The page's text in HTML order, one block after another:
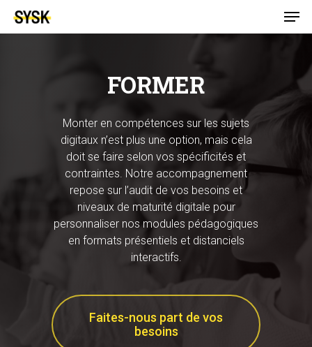
FORMER
Monter en compétences sur les sujets
digitaux n’est plus une option, mais cela
doit se faire selon vos spécificités et
contraintes. Notre accompagnement
repose sur l’audit de vos besoins et
niveaux de maturité digitale pour
personnaliser nos modules pédagogiques
en formats présentiels et distanciels
interactifs.
Faites-nous part de vos
besoins